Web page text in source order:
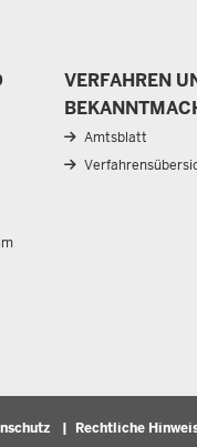
VERFAHREN
Amtsblatt
Rechtliche